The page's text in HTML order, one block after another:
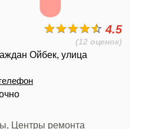
4.5
(12 оценок)
Ойбек, улица
Центры ремонта